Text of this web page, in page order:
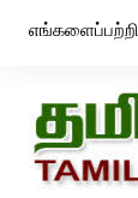
எங்களைப்பற்றி